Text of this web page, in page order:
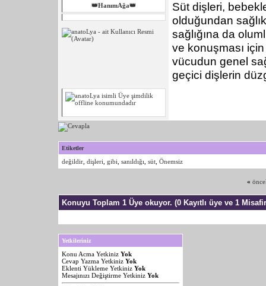
👑HanımAğa👑
Süt dişleri,
olduğundan
sağlığına da
ve konuşması
vücudun genel
geçici dişlerin
Etiketler
değildir dişleri gibi sanıldığı süt Önemsiz
«
Konuyu Toplam 1 Üye okuyor. (0 Kayıtlı üye ve 1
Yetkileriniz
Konu Acma Yetkiniz Yok
Cevap Yazma Yetkiniz Yok
Eklenti Yükleme Yetkiniz Yok
Mesajınızı Değiştirme Yetkiniz Yok